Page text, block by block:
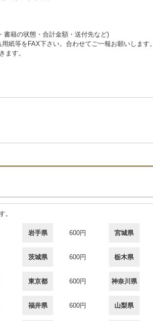
書籍の状態・合計金額・送付先など)
紙等をFAX下さい。合わせてご一報お願いします。
ます。
。
岩手県 600円 宮城県
茨城県 600円 栃木県
東京都 600円 神奈川県
福井県 600円 山梨県